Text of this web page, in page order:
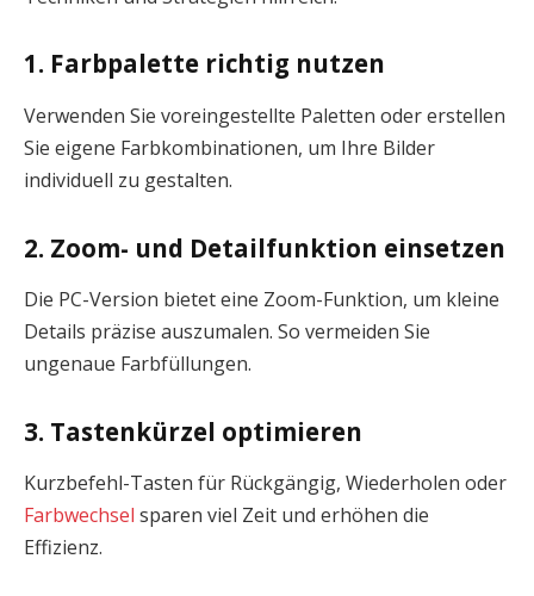
1. Farbpalette richtig nutzen
Verwenden Sie voreingestellte Paletten oder erstellen
Sie eigene Farbkombinationen, um Ihre Bilder
individuell zu gestalten.
2. Zoom- und Detailfunktion einsetzen
Die PC-Version bietet eine Zoom-Funktion, um kleine
Details präzise auszumalen. So vermeiden Sie
ungenaue Farbfüllungen.
3. Tastenkürzel optimieren
Kurzbefehl-Tasten für Rückgängig, Wiederholen oder
Farbwechsel sparen viel Zeit und erhöhen die
Effizienz.